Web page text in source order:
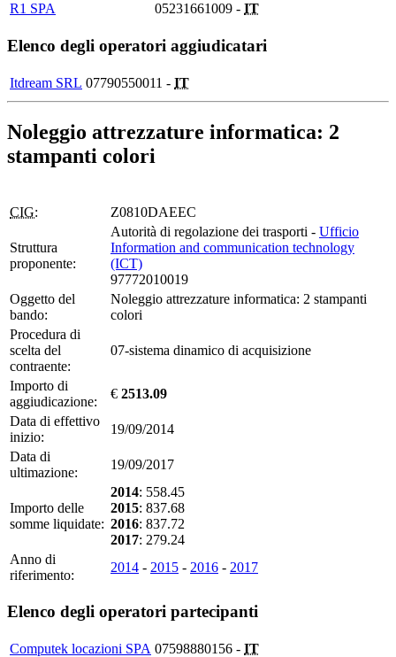
R1 SPA
05231661009 - IT
Elenco degli operatori aggiudicatari
Itdream SRL 07790550011 - IT
Noleggio attrezzature informatica: 2
stampanti colori
CIG: Z0810DAEEC
Struttura
proponente:
Autorità di regolazione dei trasporti - Ufficio
Information and communication technology
(ICT)
97772010019
Oggetto del
bando:
Noleggio attrezzature informatica: 2 stampanti
colori
Procedura di
scelta del
contraente:
07-sistema dinamico di acquisizione
Importo di
aggiudicazione:
€ 2513.09
Data di effettivo
inizio:
19/09/2014
Data di
ultimazione:
19/09/2017
Importo delle
somme liquidate:
2014: 558.45
2015: 837.68
2016: 837.72
2017: 279.24
Anno di
riferimento:
2014 - 2015 - 2016 - 2017
Elenco degli operatori partecipanti
Computek locazioni SPA 07598880156 - IT